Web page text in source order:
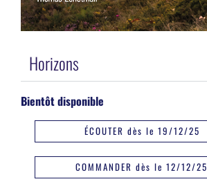
Horizons
Bientôt disponible
ÉCOUTER dès le 19/12/25
COMMANDER dès le 12/12/25